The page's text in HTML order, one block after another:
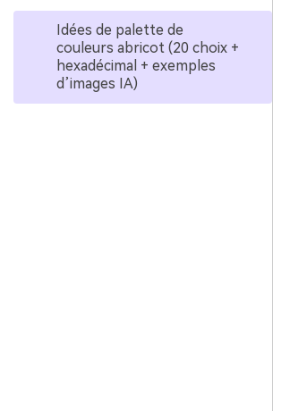
Idées de palette de
couleurs abricot (20 choix +
hexadécimal + exemples
d’images IA)